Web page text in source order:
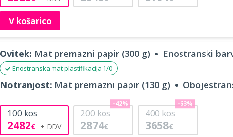
V košarico
Ovitek: Mat premazni papir (300 g) Enostranski
Enostranska mat plastifikacija 1/0
Notranjost: Mat premazni papir (130 g)
100 kos
2482€
200 kos
2874€
-42%
400 kos
3658€
-63%